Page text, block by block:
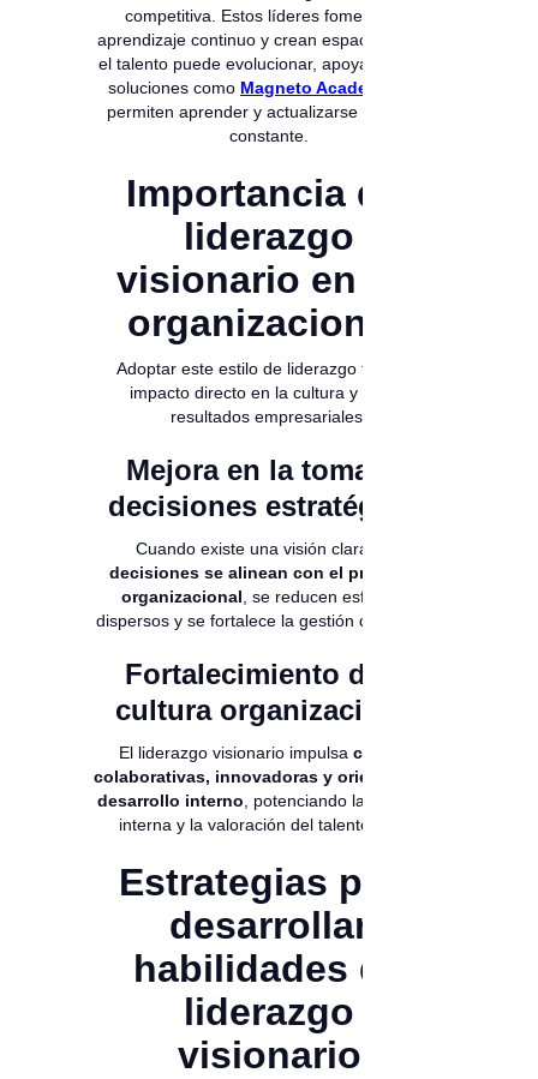
competitiva. Estos líderes fomentan el
aprendizaje continuo y crean espacios donde
el talento puede evolucionar, apoyándose en
soluciones como Magneto Academy
permiten aprender y actualizarse de forma
constante.
Importancia del
liderazgo
visionario en las
organizaciones
Adoptar este estilo de liderazgo tiene un
impacto directo en la cultura y en los
resultados empresariales.
Mejora en la toma de
decisiones estratégicas
Cuando existe una visión clara,
decisiones se alinean con el propósito
organizacional , se reducen esfuerzos
dispersos y se fortalece la gestión del talento.
Fortalecimiento de la
cultura organizacional
El liderazgo visionario impulsa culturas
colaborativas, innovadoras y orientadas al
desarrollo interno , potenciando la movilidad
interna y la valoración del talento clave.
Estrategias para
desarrollar
habilidades de
liderazgo
visionario